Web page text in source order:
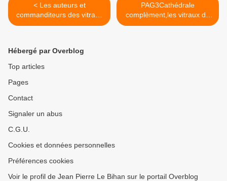
< Les auteurs et
commanditeurs des vitraux
anciens de la cathédrale
PAG3Cathédrale
complèment,les vitraux du
XV° en haut, le XIX° en bas
Hébergé par Overblog
Top articles
Pages
Contact
Signaler un abus
C.G.U.
Cookies et données personnelles
Préférences cookies
Voir le profil de Jean Pierre Le Bihan sur le portail Overblog